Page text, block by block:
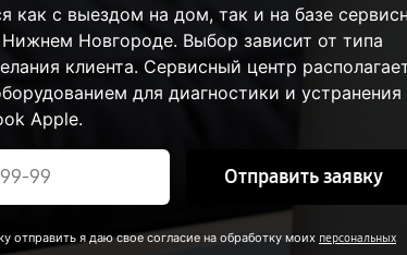
как с выездом на дом, так и на базе
Новгороде. Выбор зависит от типа
клиента. Сервисный центр
для диагностики и устранения
Apple.
Отправить заявку
отправить я даю свое согласие на обработку моих персональных